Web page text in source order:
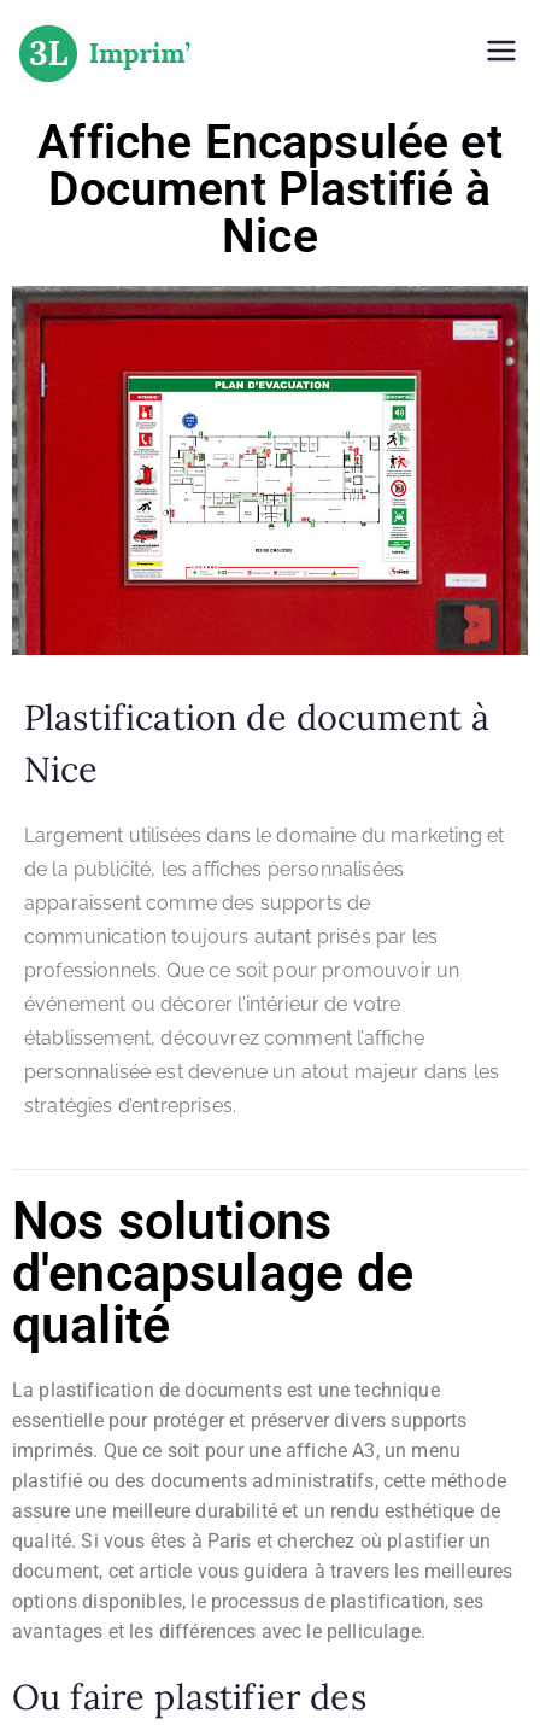
Affiche Encapsulée et
Document Plastifié à
Nice
Plastification de document à
Nice
Largement utilisées dans le domaine du marketing et
de la publicité, les affiches personnalisées
apparaissent comme des supports de
communication toujours autant prisés par les
professionnels. Que ce soit pour promouvoir un
événement ou décorer l’intérieur de votre
établissement, découvrez comment l’affiche
personnalisée est devenue un atout majeur dans les
stratégies d’entreprises.
Nos solutions
d'encapsulage de
qualité
La plastification de documents est une technique
essentielle pour protéger et préserver divers supports
imprimés. Que ce soit pour une affiche A3, un menu
plastifié ou des documents administratifs, cette méthode
assure une meilleure durabilité et un rendu esthétique de
qualité. Si vous êtes à Paris et cherchez où plastifier un
document, cet article vous guidera à travers les meilleures
options disponibles, le processus de plastification, ses
avantages et les différences avec le pelliculage.
Ou faire plastifier des